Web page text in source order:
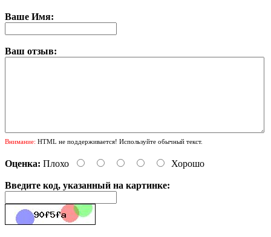
Ваше Имя:
Ваш отзыв:
Внимание: HTML не поддерживается! Используйте обычный текст.
Оценка: Плохо Хорошо
Введите код, указанный на картинке: